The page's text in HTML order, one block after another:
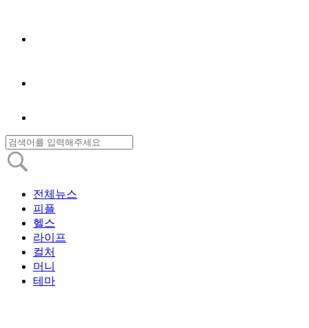
전체뉴스
피플
헬스
라이프
컬처
머니
테마